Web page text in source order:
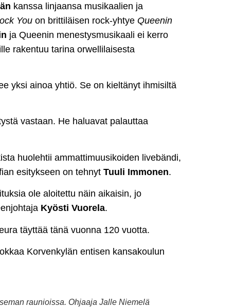
kanssa linjaansa musikaalien ja
You on brittiläisen rock-yhtye Queenin
ja Queenin menestysmusikaali ei kerro
rakentuu tarina orwellilaisesta
yksi ainoa yhtiö. Se on kieltänyt ihmisiltä
vastaan. He haluavat palauttaa
huolehtii ammattimuusikoiden livebändi,
esitykseen on tehnyt Tuuli Immonen.
ole aloitettu näin aikaisin, jo
Kyösti Vuorela.
täyttää tänä vuonna 120 vuotta.
Korvenkylän entisen kansakoulun
raunioissa. Ohjaaja Jalle Niemelä